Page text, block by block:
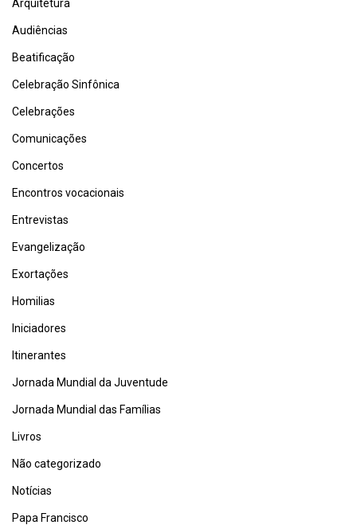
Arquitetura
Audiências
Beatificação
Celebração Sinfônica
Celebrações
Comunicações
Concertos
Encontros vocacionais
Entrevistas
Evangelização
Exortações
Homilias
Iniciadores
Itinerantes
Jornada Mundial da Juventude
Jornada Mundial das Famílias
Livros
Não categorizado
Notícias
Papa Francisco